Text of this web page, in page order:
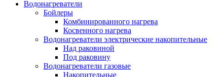
Водонагреватели
Бойлеры
Комбинированного нагрева
Косвенного нагрева
Водонагреватели электрические накопительные
Над раковиной
Под раковину
Водонагреватели газовые
Накопительные